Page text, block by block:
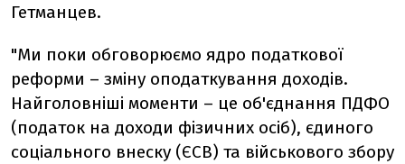
Гетманцев.
"Ми поки обговорюємо ядро податкової
реформи – зміну оподаткування доходів.
Найголовніші моменти – це об'єднання ПДФО
(податок на доходи фізичних осіб), єдиного
соціального внеску (ЄСВ) та військового збору